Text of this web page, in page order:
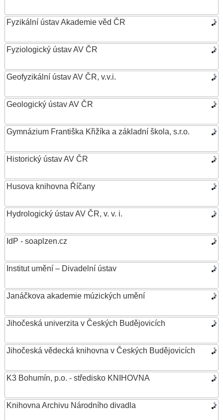
Fyzikální ústav Akademie věd ČR
Fyziologický ústav AV ČR
Geofyzikální ústav AV ČR, v.v.i.
Geologický ústav AV ČR
Gymnázium Františka Křižíka a základní škola, s.r.o.
Historický ústav AV ČR
Husova knihovna Říčany
Hydrologický ústav AV ČR, v. v. i.
IdP - soaplzen.cz
Institut umění – Divadelní ústav
Janáčkova akademie múzických umění
Jihočeská univerzita v Českých Budějovicích
Jihočeská vědecká knihovna v Českých Budějovicích
K3 Bohumín, p.o. - středisko KNIHOVNA
Knihovna Archivu Národního divadla